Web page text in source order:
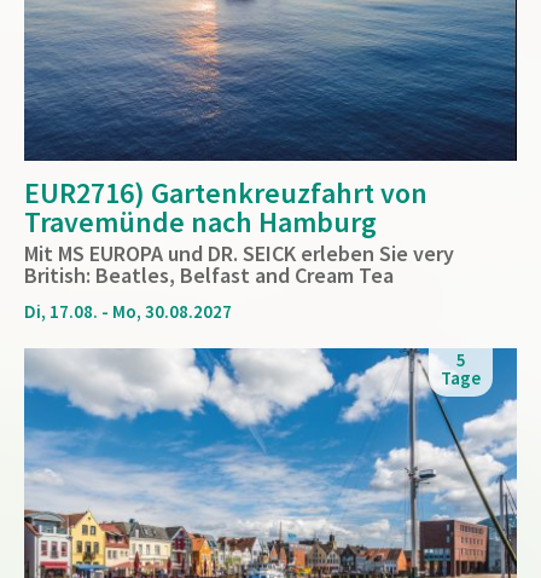
EUR2716) Gartenkreuzfahrt von
Travemünde nach Hamburg
Mit MS EUROPA und DR. SEICK erleben Sie very
British: Beatles, Belfast and Cream Tea
Di, 17.08. - Mo, 30.08.2027
5
Tage